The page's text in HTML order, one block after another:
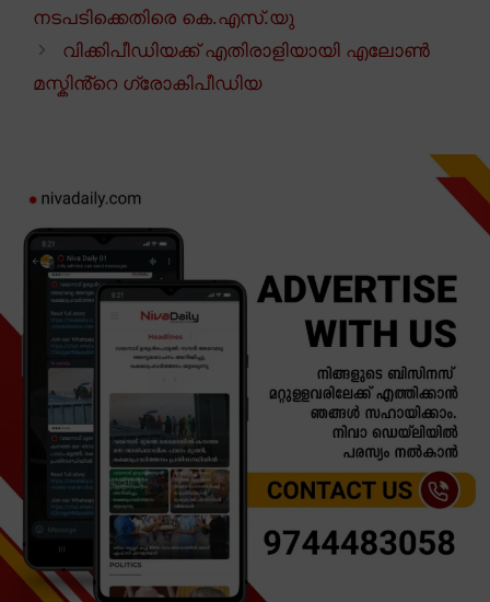
നടപടിക്കെതിരെ കെ.എസ്.യു
വിക്കിപീഡിയക്ക് എതിരാളിയായി എലോൺ
മസ്കിൻ്റെ ഗ്രോകിപീഡിയ